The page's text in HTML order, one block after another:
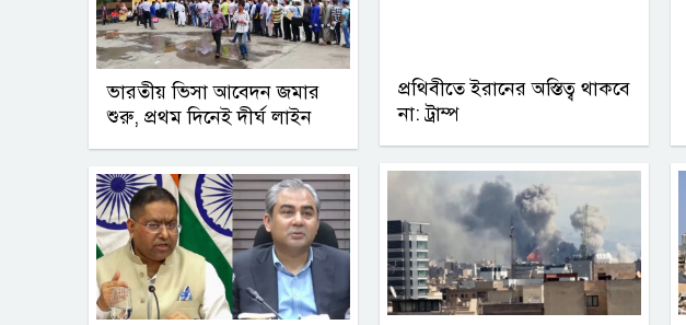
ভারতীয় ভিসা আবেদন জমার
শুরু, প্রথম দিনেই দীর্ঘ লাইন
প্রথিবীতে ইরানের অস্তিত্ব থাকবে
না: ট্রাম্প